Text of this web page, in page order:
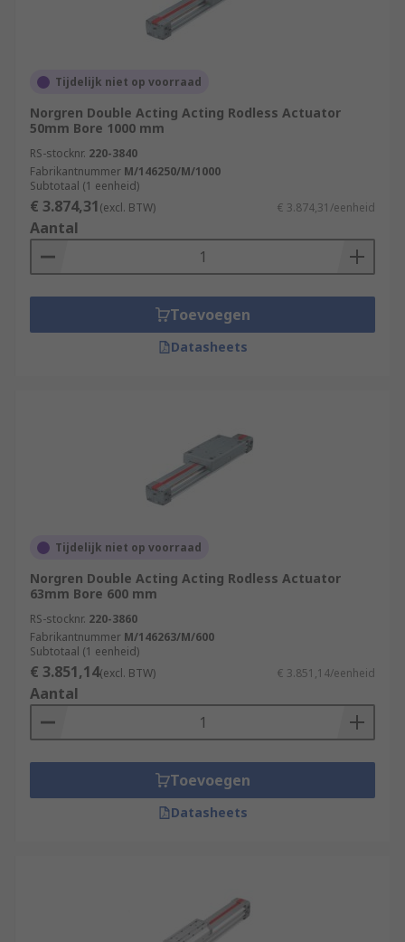
Tijdelijk niet op voorraad
Norgren Double Acting Acting Rodless Actuator
50mm Bore 1000 mm
RS-stocknr. 220-3840
Fabrikantnummer M/146250/M/1000
Subtotaal (1 eenheid)
€ 3.874,31(excl. BTW) € 3.874,31/eenheid
Aantal
Toevoegen
Datasheets
Tijdelijk niet op voorraad
Norgren Double Acting Acting Rodless Actuator
63mm Bore 600 mm
RS-stocknr. 220-3860
Fabrikantnummer M/146263/M/600
Subtotaal (1 eenheid)
€ 3.851,14(excl. BTW) € 3.851,14/eenheid
Aantal
Toevoegen
Datasheets